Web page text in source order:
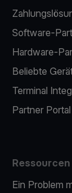
Software-
Hardware-
Beliebte
Terminal
Partner Portal
Ressourcen
Ein Problem